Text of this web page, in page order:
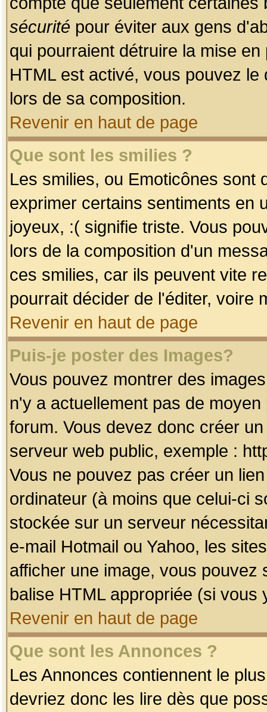
sécurité pour éviter aux gens
qui pourraient détruire la mise
HTML est activé, vous pouvez
lors de sa composition.
Revenir en haut de page
Que sont les smilies ?
Les smilies, ou Emoticônes sont
exprimer certains sentiments en
joyeux, :( signifie triste. Vous
lors de la composition d'un
ces smilies, car ils peuvent vite
pourrait décider de l'éditer, voire
Revenir en haut de page
Puis-je poster des Images?
Vous pouvez montrer des
n'y a actuellement pas de
forum. Vous devez donc créer
serveur web public, exemple :
Vous ne pouvez pas créer un
ordinateur (à moins que celui-ci
stockée sur un serveur
e-mail Hotmail ou Yahoo, les
afficher une image, vous pouvez
balise HTML appropriée (si vous
Revenir en haut de page
Que sont les Annonces ?
Les Annonces contiennent le
devriez donc les lire dès que